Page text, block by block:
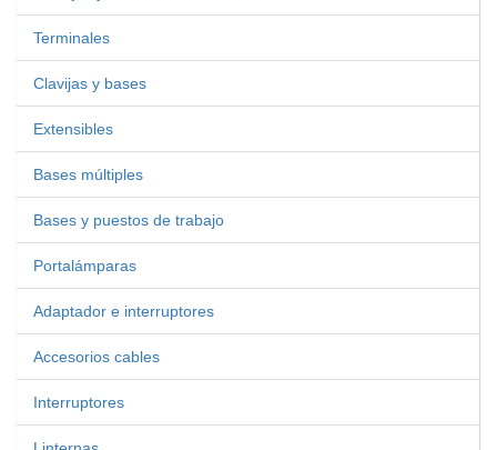
Terminales
Clavijas y bases
Extensibles
Bases múltiples
Bases y puestos de trabajo
Portalámparas
Adaptador e interruptores
Accesorios cables
Interruptores